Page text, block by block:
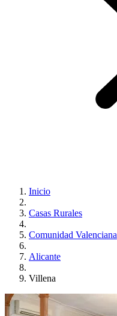
Inicio
Casas Rurales
Comunidad Valenciana
Alicante
Villena